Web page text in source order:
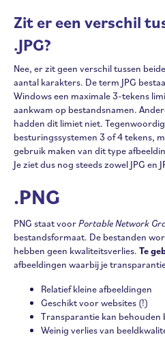
Zit er een verschil
.JPG?
Nee, er zit geen verschil tussen
aantal karakters. De term JPG
Windows een maximale 3-tekens
aankwam op bestandsnamen.
hadden dit limiet niet.
besturingssystemen 3 of 4 tekens,
gebruik maken van dit type
Je ziet dus nog steeds zowel JPG en
.PNG
PNG staat voorPortable Network
bestandsformaat. De bestanden
hebben geen kwaliteitsverlies. Te
afbeeldingen waarbij je
Relatief kleine afbeeldingen
Geschikt voor websites (!)
Transparantie kan behouden
Weinig verlies van